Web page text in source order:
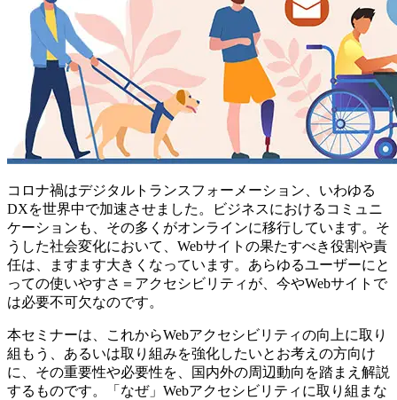
コロナ禍はデジタルトランスフォーメーション、いわゆる
DXを世界中で加速させました。ビジネスにおけるコミュニ
ケーションも、その多くがオンラインに移行しています。そ
うした社会変化において、Webサイトの果たすべき役割や責
任は、ますます大きくなっています。あらゆるユーザーにと
っての使いやすさ＝アクセシビリティが、今やWebサイトで
は必要不可欠なのです。
本セミナーは、これからWebアクセシビリティの向上に取り
組もう、あるいは取り組みを強化したいとお考えの方向け
に、その重要性や必要性を、国内外の周辺動向を踏まえ解説
するものです。「なぜ」Webアクセシビリティに取り組まな